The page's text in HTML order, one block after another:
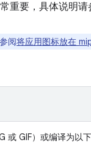
重要，具体说明请
阅将应用图标放在
或 GIF）或编译为以